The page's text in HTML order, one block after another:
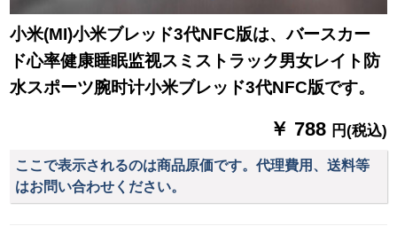
小米(MI)小米ブレッド3代NFC版は、バースカー
ド心率健康睡眠监视スミストラック男女レイト防
水スポーツ腕时计小米ブレッド3代NFC版です。
￥ 788 円(税込)
ここで表示されるのは商品原価です。代理費用、送料等
はお問い合わせください。